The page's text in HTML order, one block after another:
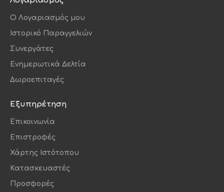
O Λογαριασμός μου
Ιστορικό Παραγγελιών
Συνεργάτες
Ενημερωτικά Δελτία
Δωροεπιταγές
Εξυπηρέτηση
Επικοινωνία
Επιστροφές
Χάρτης Ιστότοπου
Κατασκευαστές
Προσφορές